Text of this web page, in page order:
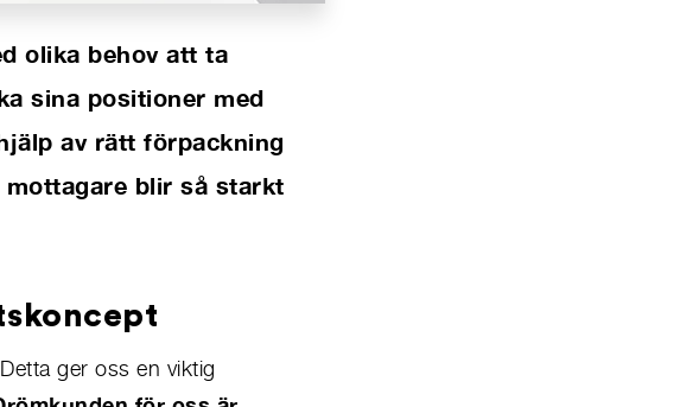
olika behov att ta
sina positioner med
av rätt förpackning
blir så starkt
ger oss en viktig